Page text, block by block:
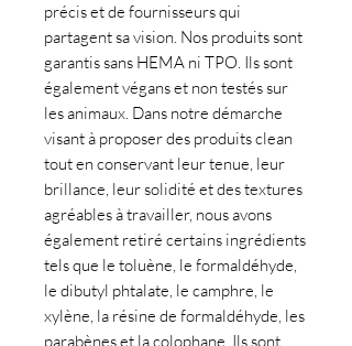
précis et de fournisseurs qui
partagent sa vision. Nos produits sont
garantis sans HEMA ni TPO. Ils sont
également végans et non testés sur
les animaux. Dans notre démarche
visant à proposer des produits clean
tout en conservant leur tenue, leur
brillance, leur solidité et des textures
agréables à travailler, nous avons
également retiré certains ingrédients
tels que le toluène, le formaldéhyde,
le dibutyl phtalate, le camphre, le
xylène, la résine de formaldéhyde, les
parabènes et la colophane. Ils sont